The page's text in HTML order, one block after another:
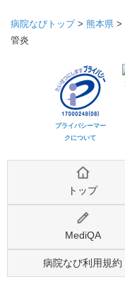
病院なびトップ> 熊本県 >
管炎
プライバシーマー
クについて
トップ
MediQA
病院なび利用規約